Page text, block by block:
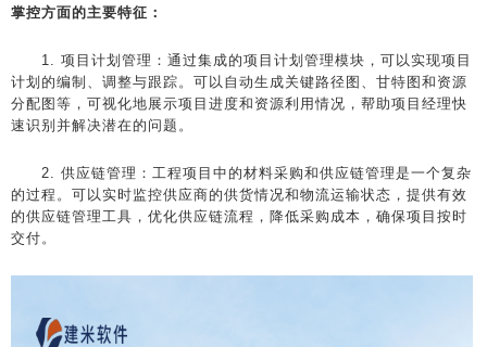
掌控方面的主要特征：
1. 项目计划管理：通过集成的项目计划管理模块，可以实现项目
计划的编制、调整与跟踪。可以自动生成关键路径图、甘特图和资源
分配图等，可视化地展示项目进度和资源利用情况，帮助项目经理快
速识别并解决潜在的问题。
2. 供应链管理：工程项目中的材料采购和供应链管理是一个复杂
的过程。可以实时监控供应商的供货情况和物流运输状态，提供有效
的供应链管理工具，优化供应链流程，降低采购成本，确保项目按时
交付。